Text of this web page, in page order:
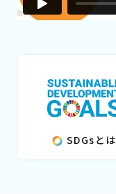
SDGsとは